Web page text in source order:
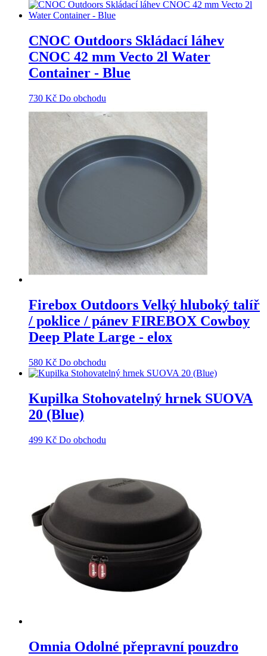
CNOC Outdoors Skládací láhev
CNOC 42 mm Vecto 2l Water
Container - Blue
730 Kč Do obchodu
Firebox Outdoors Velký hluboký talíř
/ poklice / pánev FIREBOX Cowboy
Deep Plate Large - elox
580 Kč Do obchodu
Kupilka Stohovatelný hrnek SUOVA
20 (Blue)
499 Kč Do obchodu
Omnia Odolné přepravní pouzdro